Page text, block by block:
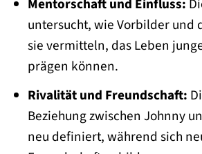
Mentorschaft und Einfluss:
untersucht, wie Vorbilder und
sie vermitteln, das Leben
prägen können.
Rivalität und Freundschaft:
Beziehung zwischen Johnny
neu definiert, während sich